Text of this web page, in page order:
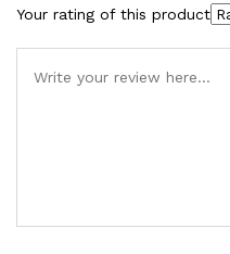
Your rating of this product